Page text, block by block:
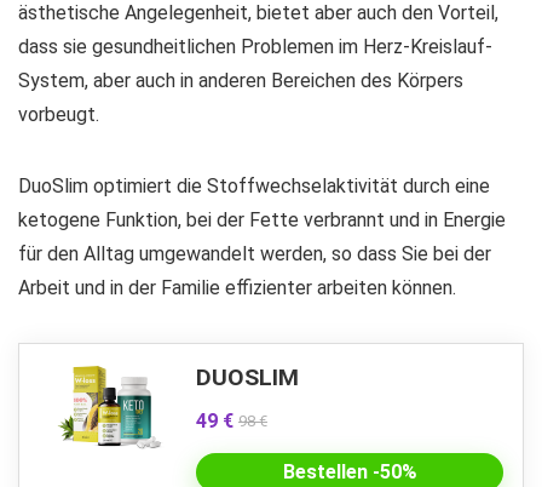
ästhetische Angelegenheit, bietet aber auch den Vorteil,
dass sie gesundheitlichen Problemen im Herz-Kreislauf-
System, aber auch in anderen Bereichen des Körpers
vorbeugt.
DuoSlim optimiert die Stoffwechselaktivität durch eine
ketogene Funktion, bei der Fette verbrannt und in Energie
für den Alltag umgewandelt werden, so dass Sie bei der
Arbeit und in der Familie effizienter arbeiten können.
DUOSLIM
49 € 98 €
Bestellen -50%